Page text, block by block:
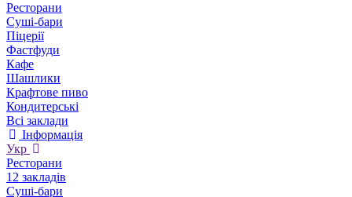
Ресторани
Суші-бари
Піцерії
Фастфуди
Кафе
Шашлики
Крафтове пиво
Кондитерські
Всі заклади
Інформація
Укр
Ресторани
12 закладів
Суші-бари